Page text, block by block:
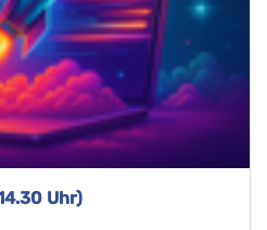
Uhr)